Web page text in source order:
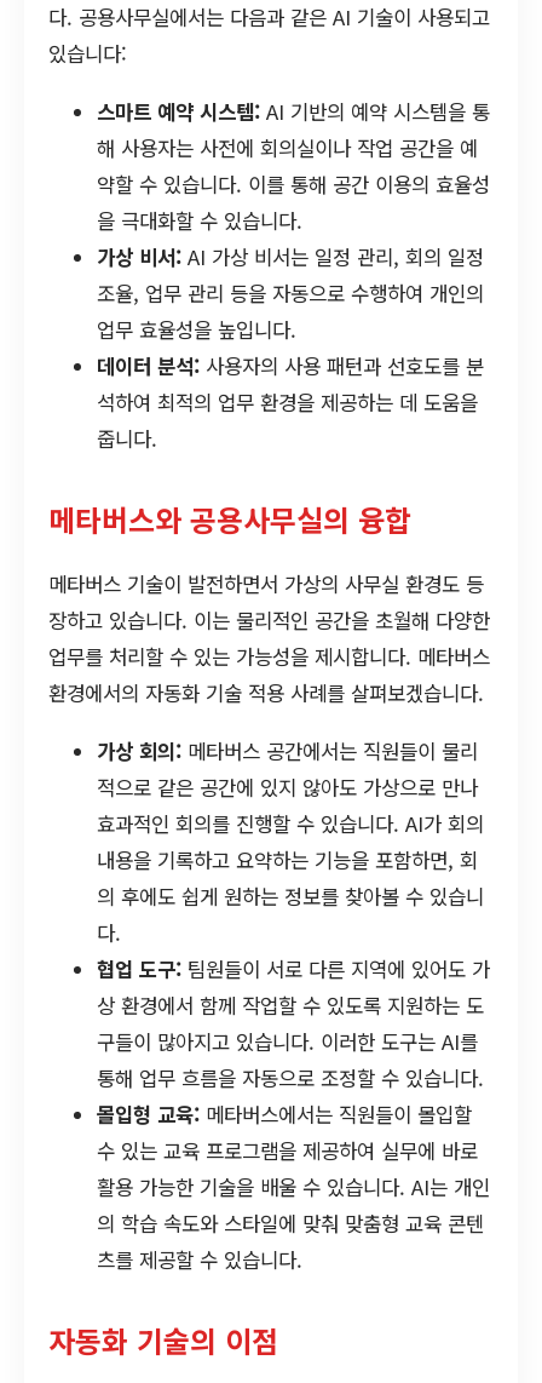
다. 공용사무실에서는 다음과 같은 AI 기술이 사용되고
있습니다:
스마트 예약 시스템: AI 기반의 예약 시스템을 통
해 사용자는 사전에 회의실이나 작업 공간을 예
약할 수 있습니다. 이를 통해 공간 이용의 효율성
을 극대화할 수 있습니다.
가상 비서: AI 가상 비서는 일정 관리, 회의 일정
조율, 업무 관리 등을 자동으로 수행하여 개인의
업무 효율성을 높입니다.
데이터 분석: 사용자의 사용 패턴과 선호도를 분
석하여 최적의 업무 환경을 제공하는 데 도움을
줍니다.
메타버스와 공용사무실의 융합
메타버스 기술이 발전하면서 가상의 사무실 환경도 등
장하고 있습니다. 이는 물리적인 공간을 초월해 다양한
업무를 처리할 수 있는 가능성을 제시합니다. 메타버스
환경에서의 자동화 기술 적용 사례를 살펴보겠습니다.
가상 회의: 메타버스 공간에서는 직원들이 물리
적으로 같은 공간에 있지 않아도 가상으로 만나
효과적인 회의를 진행할 수 있습니다. AI가 회의
내용을 기록하고 요약하는 기능을 포함하면, 회
의 후에도 쉽게 원하는 정보를 찾아볼 수 있습니
다.
협업 도구: 팀원들이 서로 다른 지역에 있어도 가
상 환경에서 함께 작업할 수 있도록 지원하는 도
구들이 많아지고 있습니다. 이러한 도구는 AI를
통해 업무 흐름을 자동으로 조정할 수 있습니다.
몰입형 교육: 메타버스에서는 직원들이 몰입할
수 있는 교육 프로그램을 제공하여 실무에 바로
활용 가능한 기술을 배울 수 있습니다. AI는 개인
의 학습 속도와 스타일에 맞춰 맞춤형 교육 콘텐
츠를 제공할 수 있습니다.
자동화 기술의 이점